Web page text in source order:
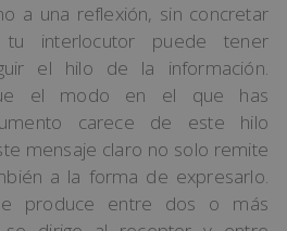
a una reflexión, sin concretar
interlocutor puede tener
el hilo de la información.
el modo en el que has
carece de este hilo
mensaje claro no solo remite
a la forma de expresarlo.
produce entre dos o más